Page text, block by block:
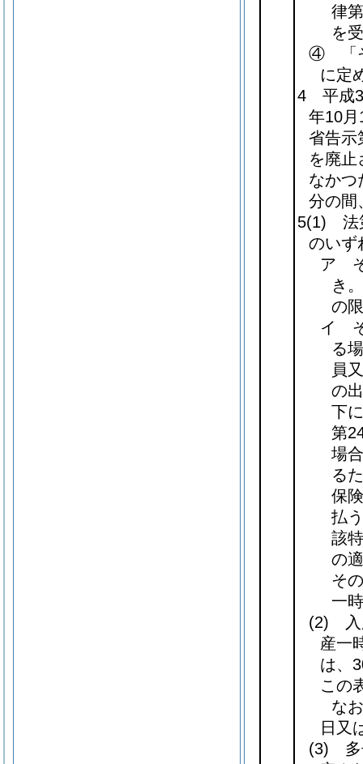
律
を
④ 「そ
に定
4 平成
年10
省告示
を廃止
なかつ
分の間
5(1) 法
のいず
ア
き
の
イ
る
員
の
下
第
場
る
保
払
該
の
そ
一
(2) 入
産一
は、
この
な
日又
(3) 多